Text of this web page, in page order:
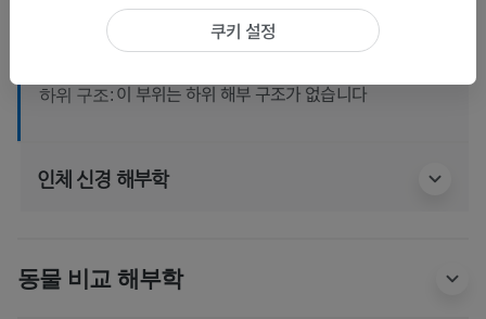
계통해부학> 신경계통> 중추신경계통> 척수>
허리엉치팽대
하위 구조:이 부위는 하위 해부 구조가 없습니다
인체 신경 해부학
동물 비교 해부학
쿠키 설정